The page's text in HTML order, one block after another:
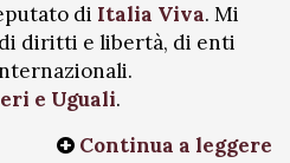
di Italia Viva. Mi
diritti e libertà, di enti
e Uguali.
Continua a leggere